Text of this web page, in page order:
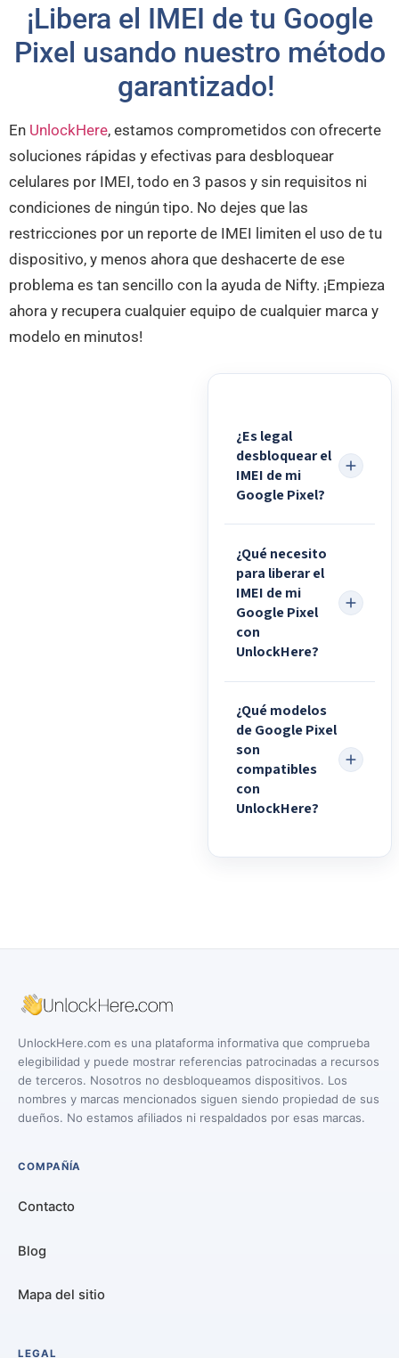
¡Libera el IMEI de tu Google
Pixel usando nuestro método
garantizado!
En UnlockHere, estamos comprometidos con ofrecerte
soluciones rápidas y efectivas para desbloquear
celulares por IMEI, todo en 3 pasos y sin requisitos ni
condiciones de ningún tipo. No dejes que las
restricciones por un reporte de IMEI limiten el uso de tu
dispositivo, y menos ahora que deshacerte de ese
problema es tan sencillo con la ayuda de Nifty. ¡Empieza
ahora y recupera cualquier equipo de cualquier marca y
modelo en minutos!
¿Es legal
desbloquear el
IMEI de mi
Google Pixel?
¿Qué necesito
para liberar el
IMEI de mi
Google Pixel
con
UnlockHere?
¿Qué modelos
de Google Pixel
son
compatibles
con
UnlockHere?
UnlockHere.com es una plataforma informativa que comprueba
elegibilidad y puede mostrar referencias patrocinadas a recursos
de terceros. Nosotros no desbloqueamos dispositivos. Los
nombres y marcas mencionados siguen siendo propiedad de sus
dueños. No estamos afiliados ni respaldados por esas marcas.
COMPAÑÍA
Contacto
Blog
Mapa del sitio
LEGAL